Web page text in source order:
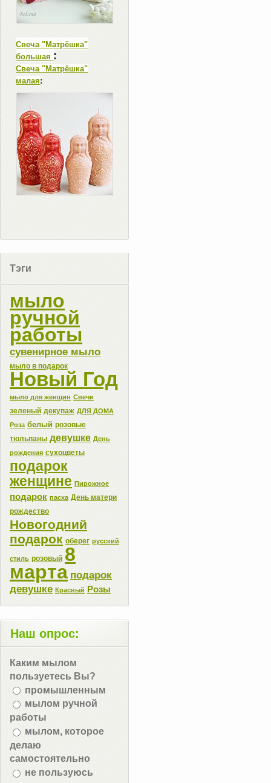
Свеча "Матрёшка"
большая :
Свеча "Матрёшка"
малая:
Тэги
мыло
ручной
работы
сувенирное мыло
мыло в подарок
Новый Год
мыло для женщин Свечи
зеленый декупаж ДЛЯ ДОМА
Роза белый розовые
тюльпаны девушке День
рождения сухоцветы
подарок
женщине Пирожное
подарок пасха День матери
рождество
Новогодний
подарок оберег русский
стиль розовый 8
марта подарок
девушке Красный Розы
Наш опрос:
Каким мылом
пользуетесь Вы?
промышленным
мылом ручной
работы
мылом, которое
делаю
самостоятельно
не пользуюсь